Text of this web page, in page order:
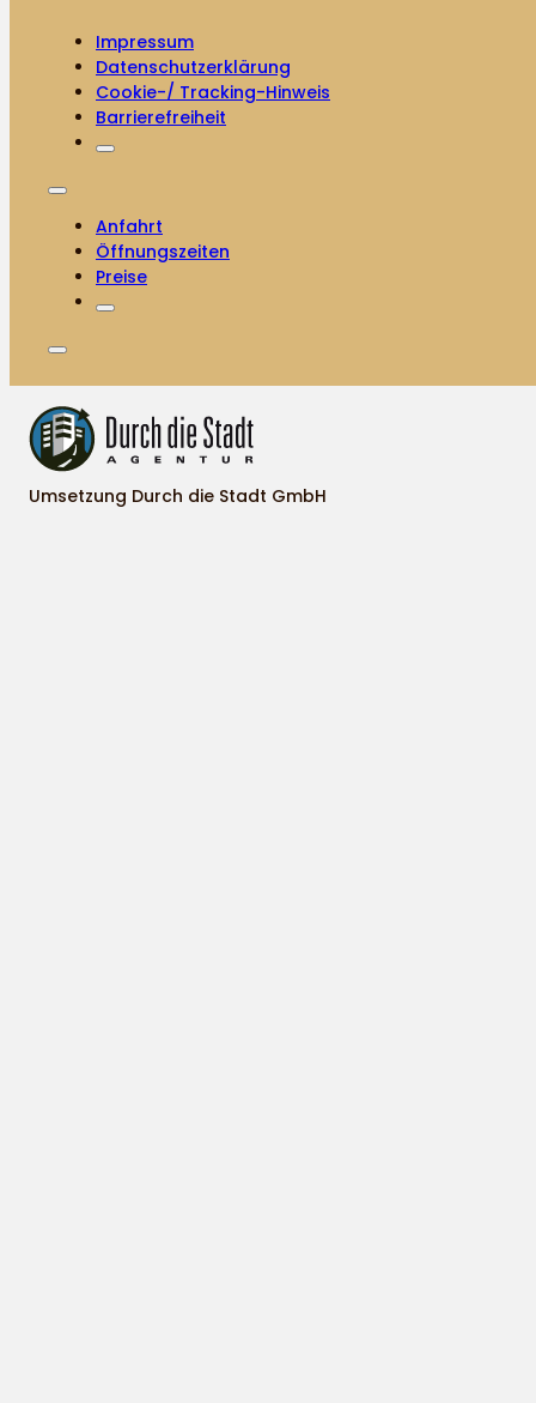
Impressum
Datenschutzerklärung
Cookie-/ Tracking-Hinweis
Barrierefreiheit
Anfahrt
Öffnungszeiten
Preise
Umsetzung Durch die Stadt GmbH